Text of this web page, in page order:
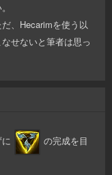
、Hecarimを使う以
せないと筆者は思っ
の完成を目